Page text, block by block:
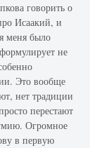
говорить о
Исаакий, и
меня было
не
Это вообще
нет традиции
перестают
Огромное
в первую